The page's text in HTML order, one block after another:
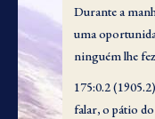
Durante a
uma
ninguém lhe
175:0.2
falar, o pátio